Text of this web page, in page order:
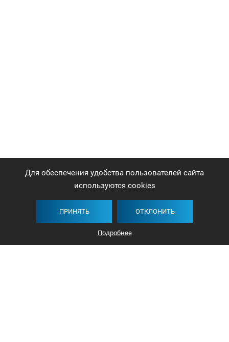
Плитка Карта Список
Для обеспечения удобства пользователей сайта
используются cookies
ПРИНЯТЬ ОТКЛОНИТЬ
Подробнее